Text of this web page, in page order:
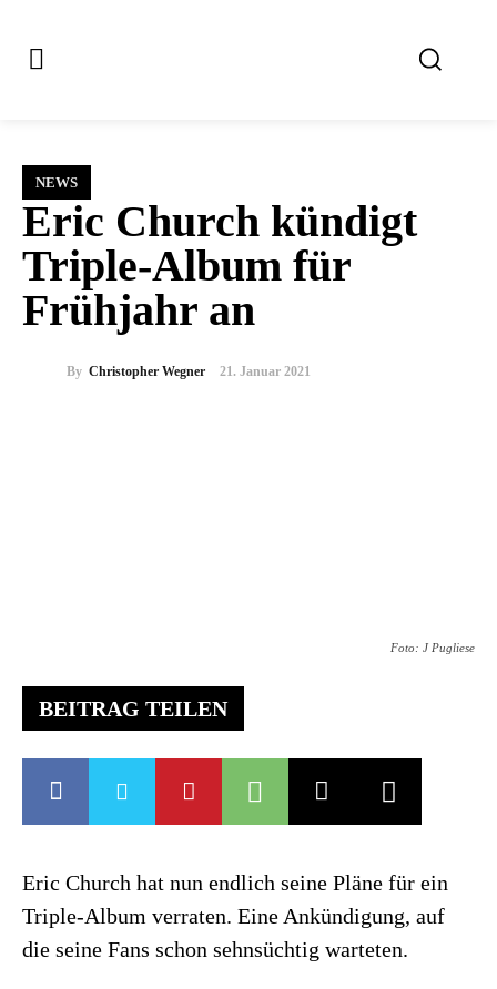
NEWS
Eric Church kündigt
Triple-Album für
Frühjahr an
By Christopher Wegner 21. Januar 2021
Foto: J Pugliese
BEITRAG TEILEN
Eric Church hat nun endlich seine Pläne für ein
Triple-Album verraten. Eine Ankündigung, auf
die seine Fans schon sehnsüchtig warteten.